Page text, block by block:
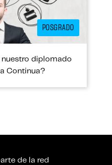
POSGRADO
diplomado
Continua?
de la red